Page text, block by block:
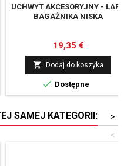
UCHWYT AKCESORYJNY - ŁAPY
BAGAŻNIKA NISKA
Cena
19,35 €
 Dodaj do koszyka
 Dostępne
SAMEJ KATEGORII:
>
<